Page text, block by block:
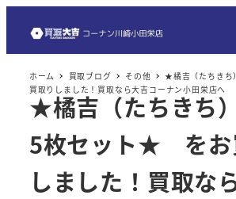
ホーム 買取ブログ その他
★橘吉（たちき
買取りしました！買取なら大吉コーナン小田栄店へ
★橘吉（たちきち
5枚セット★ をお
しました！買取な